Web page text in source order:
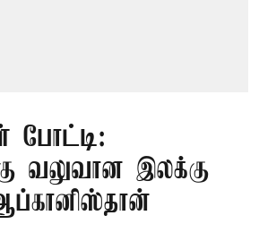
போட்டி:
வலுவான இலக்கு